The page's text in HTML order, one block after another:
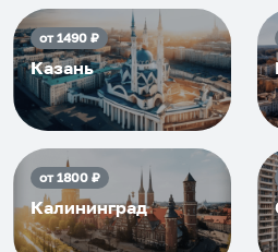
от1490₽
Казань
от1800₽
Калининград